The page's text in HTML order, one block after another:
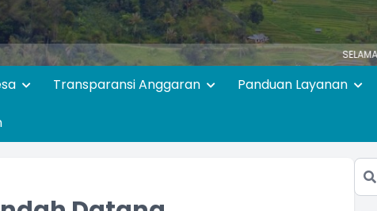
SELAMAT DATANG
Transparansi Anggaran Panduan Layanan